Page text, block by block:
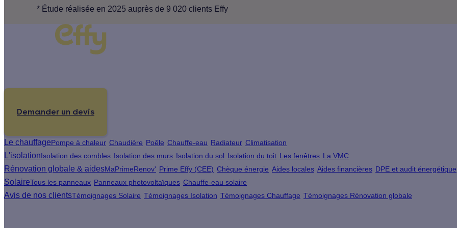
* Étude réalisée en 2025 auprès de 9 020 clients Effy
Demander un devis
Le chauffagePompe à chaleur Chaudière Poêle Chauffe-eau Radiateur Climatisation
L'isolationIsolation des combles Isolation des murs Isolation du sol Isolation du toit Les fenêtres La VMC
Rénovation globale & aidesMaPrimeRenov' Prime Effy (CEE) Chèque énergie Aides locales Aides financières DPE et audit énergétique
SolaireTous les panneaux Panneaux photovoltaïques Chauffe-eau solaire
Avis de nos clientsTémoignages Solaire Témoignages Isolation Témoignages Chauffage Témoignages Rénovation globale